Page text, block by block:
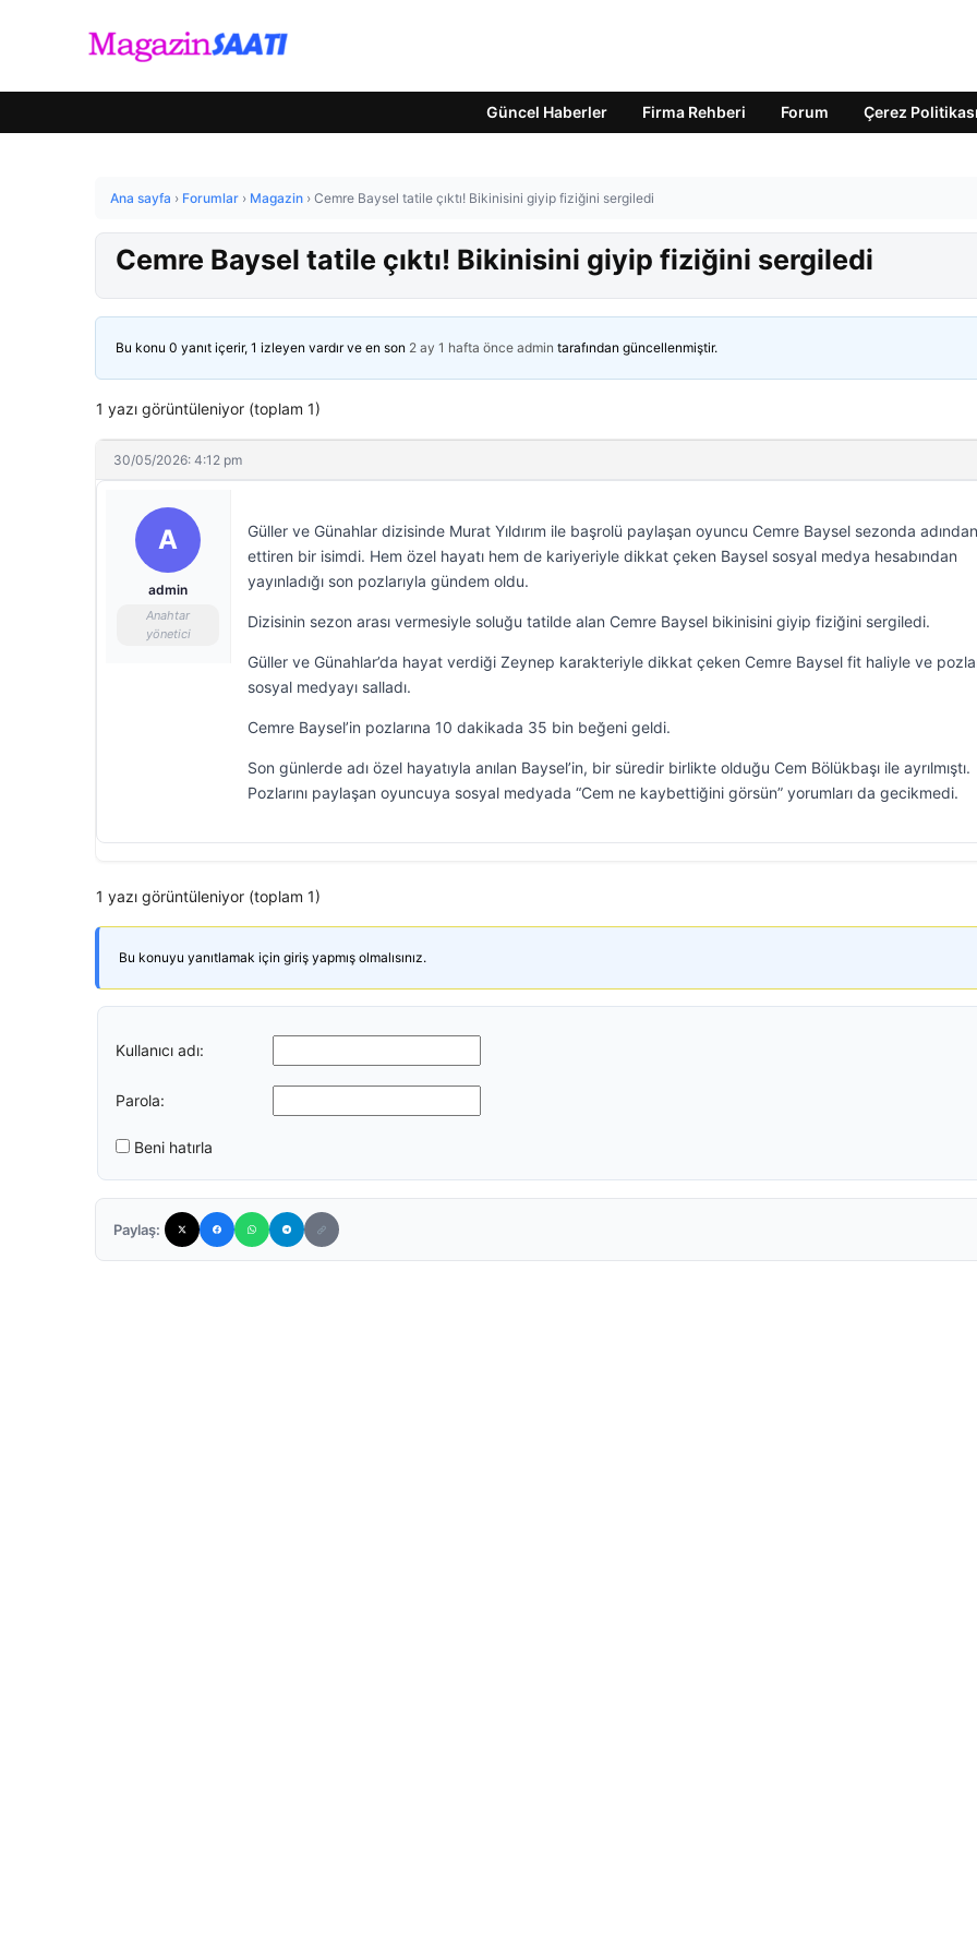
Güncel Haberler Firma Rehberi Forum Çerez Politikası
Ana sayfa › Forumlar › Magazin › Cemre Baysel tatile çıktı! Bikinisini giyip fiziğini sergiledi
Cemre Baysel tatile çıktı! Bikinisini giyip fiziğini sergiledi
Bu konu 0 yanıt içerir, 1 izleyen vardır ve en son 2 ay 1 hafta önce admin tarafından güncellenmiştir.
1 yazı görüntüleniyor (toplam 1)
30/05/2026: 4:12 pm
A
admin
Anahtar
yönetici
Güller ve Günahlar dizisinde Murat Yıldırım ile başrolü paylaşan oyuncu Cemre Baysel sezonda
ettiren bir isimdi. Hem özel hayatı hem de kariyeriyle dikkat çeken Baysel sosyal medya hesabından
yayınladığı son pozlarıyla gündem oldu.
Dizisinin sezon arası vermesiyle soluğu tatilde alan Cemre Baysel bikinisini giyip fiziğini sergiledi.
Güller ve Günahlar’da hayat verdiği Zeynep karakteriyle dikkat çeken Cemre Baysel fit haliyle ve
sosyal medyayı salladı.
Cemre Baysel’in pozlarına 10 dakikada 35 bin beğeni geldi.
Son günlerde adı özel hayatıyla anılan Baysel’in, bir süredir birlikte olduğu Cem Bölükbaşı ile ayrılmıştı.
Pozlarını paylaşan oyuncuya sosyal medyada “Cem ne kaybettiğini görsün” yorumları da gecikmedi.
1 yazı görüntüleniyor (toplam 1)
Bu konuyu yanıtlamak için giriş yapmış olmalısınız.
Kullanıcı adı:
Parola:
Beni hatırla
Paylaş: